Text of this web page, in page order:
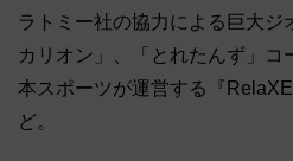
ラトミー社の協力による巨大ジ
カリオン」、「とれたんず」コ
本スポーツが運営する『
ど。